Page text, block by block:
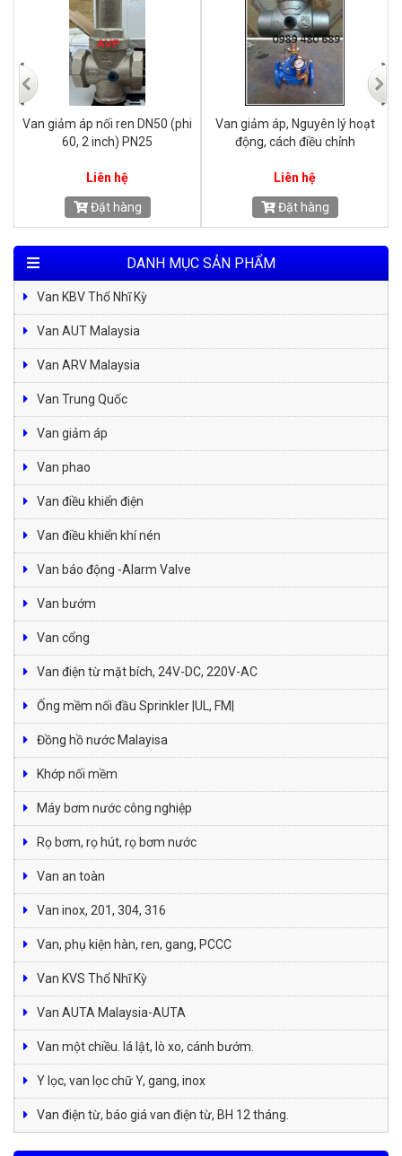
Van giảm áp nối ren DN50 (phi
60, 2 inch) PN25
Liên hệ
Đặt hàng
Van giảm áp, Nguyên lý hoạt
động, cách điều chỉnh
Liên hệ
Đặt hàng
DANH MỤC SẢN PHẨM
Van KBV Thổ Nhĩ Kỳ
Van AUT Malaysia
Van ARV Malaysia
Van Trung Quốc
Van giảm áp
Van phao
Van điều khiển điện
Van điều khiển khí nén
Van báo động -Alarm Valve
Van bướm
Van cổng
Van điện từ mặt bích, 24V-DC, 220V-AC
Ống mềm nối đầu Sprinkler |UL, FM|
Đồng hồ nước Malayisa
Khớp nối mềm
Máy bơm nước công nghiệp
Rọ bơm, rọ hút, rọ bơm nước
Van an toàn
Van inox, 201, 304, 316
Van, phụ kiện hàn, ren, gang, PCCC
Van KVS Thổ Nhĩ Kỳ
Van AUTA Malaysia-AUTA
Van một chiều. lá lật, lò xo, cánh bướm.
Y lọc, van lọc chữ Y, gang, inox
Van điện từ, báo giá van điện từ, BH 12 tháng.